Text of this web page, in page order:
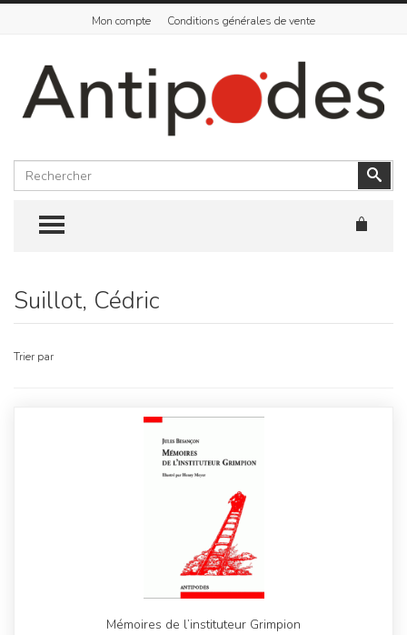
Mon compte Conditions générales de vente
Rechercher
TOGGLE MENU
Skip
content
Suillot, Cédric
Trier par
Mémoires de l’instituteur Grimpion